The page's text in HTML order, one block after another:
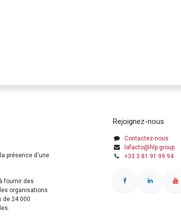
présence d'une
fournir des
organisations
de 24 000
Rejoignez-nous
Contactez-nous
lafacto@hlp.group
+33 3 81 91 99 94